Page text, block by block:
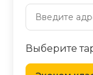
Выберите